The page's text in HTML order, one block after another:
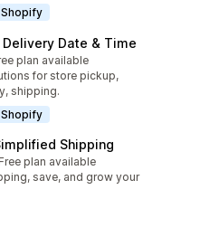
Delivery Date & Time
：64件
plan available
for store pickup,
shipping.
Shipping
：283件
plan available
save, and grow your